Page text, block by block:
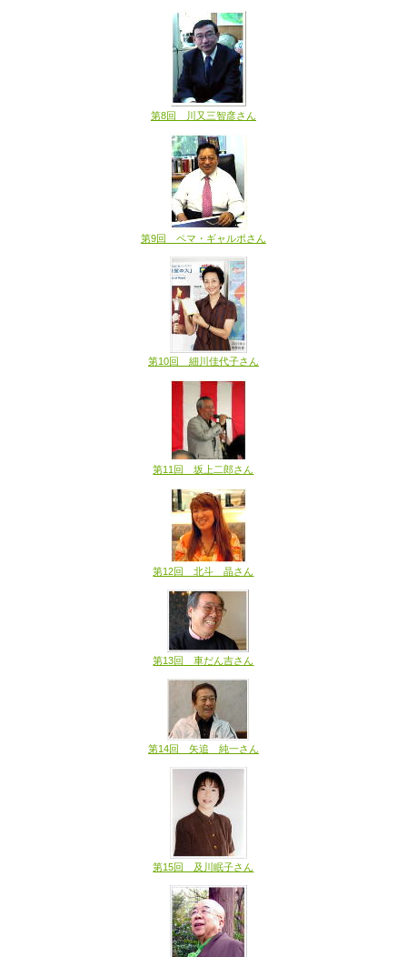
第8回 川又三智彦さん
第9回 ペマ・ギャルポさん
第10回 細川佳代子さん
第11回 坂上二郎さん
第12回 北斗 晶さん
第13回 車だん吉さん
第14回 矢追 純一さん
第15回 及川眠子さん